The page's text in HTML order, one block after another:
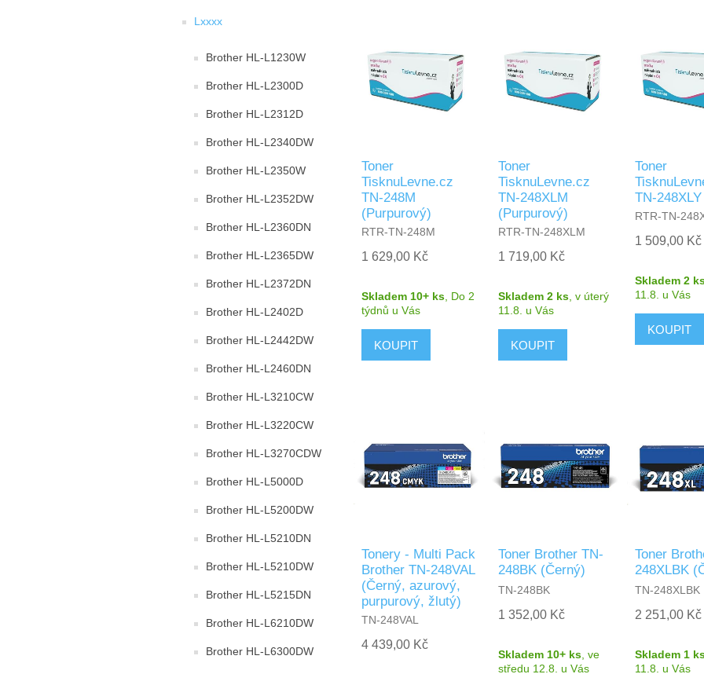
Lxxxx
Brother HL-L1230W
Brother HL-L2300D
Brother HL-L2312D
Brother HL-L2340DW
Brother HL-L2350W
Brother HL-L2352DW
Brother HL-L2360DN
Brother HL-L2365DW
Brother HL-L2372DN
Brother HL-L2402D
Brother HL-L2442DW
Brother HL-L2460DN
Brother HL-L3210CW
Brother HL-L3220CW
Brother HL-L3270CDW
Brother HL-L5000D
Brother HL-L5200DW
Brother HL-L5210DN
Brother HL-L5210DW
Brother HL-L5215DN
Brother HL-L6210DW
Brother HL-L6300DW
Toner
TisknuLevne.cz
TN-248M
(Purpurový)
RTR-TN-248M
1 629,00 Kč
Skladem 10+ ks, Do 2
týdnů u Vás
Toner
TisknuLevne.cz
TN-248XLM
(Purpurový)
RTR-TN-248XLM
1 719,00 Kč
Skladem 2 ks,v úterý
11.8. u Vás
Toner
TN-
RTR-TN-
1 509,00 Kč
Skladem 2
11.8. u Vás
Tonery - Multi Pack
Brother TN-248VAL
(Černý, azurový,
purpurový, žlutý)
TN-248VAL
4 439,00 Kč
Toner Brother TN-
248BK (Černý)
TN-248BK
1 352,00 Kč
Skladem 10+ ks,ve
středu 12.8. u Vás
Toner
248XLBK
TN-248XLBK
2 251,00 Kč
Skladem 1
11.8. u Vás